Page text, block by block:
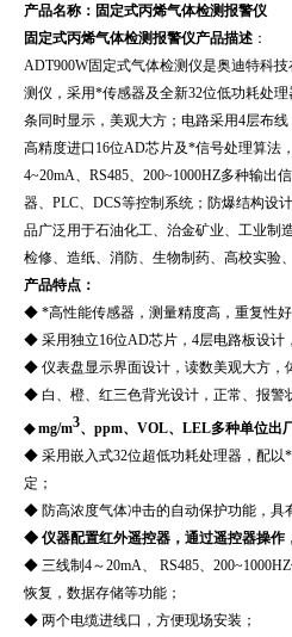
产品名称： 固定式丙烯气体检测报警仪
固定式丙烯气体检测报警仪产品描述 ：
ADT900W固定式气体检测仪是奥迪特科
测仪，采用*传感器及全新32位低功耗处
条同时显示，美观大方；电路采用4层布
高精度进口16位AD芯片及*信号处理算法
4~20mA、RS485、200~1000HZ多种输出
器、PLC、DCS等控制系统；防爆结构设
品广泛用于石油化工、治金矿业、工业制
检修、造纸、消防、生物制药、高校实验
产品特点：
◆ *高性能传感器，测量精度高，重复性好
◆ 采用独立16位AD芯片，4层电路板设计
◆ 仪表盘显示界面设计，读数美观大方，
◆ 白、橙、红三色背光设计，正常、报警
◆ mg/m3、ppm、VOL、LEL多种单位出
◆ 采用嵌入式32位超低功耗处理器，配以
定；
◆ 防高浓度气体冲击的自动保护功能，具
◆ 仪器配置红外遥控器，通过遥控器操作
◆ 三线制4～20mA、 RS485、
恢复，数据存储等功能；
◆ 两个电缆进线口，方便现场安装；